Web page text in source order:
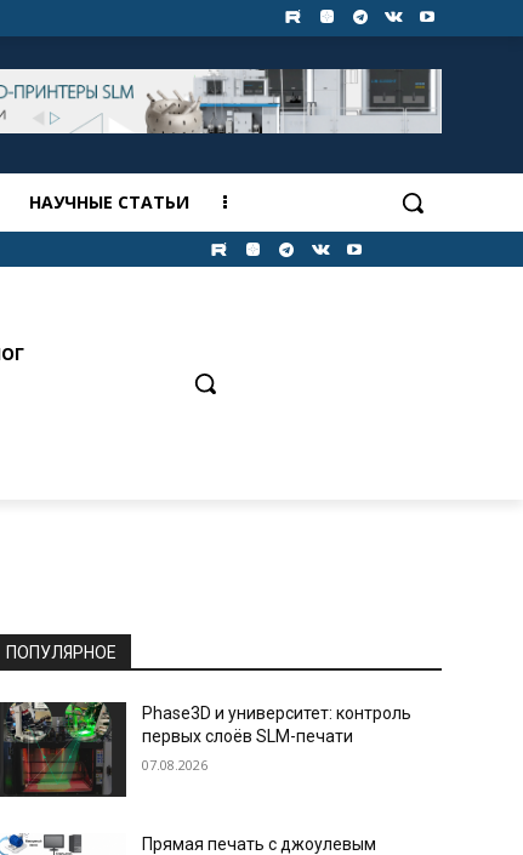
НАУЧНЫЕ СТАТЬИ
ПОПУЛЯРНОЕ
Phase3D и университет: контроль
первых слоёв SLM-печати
07.08.2026
Прямая печать с джоулевым